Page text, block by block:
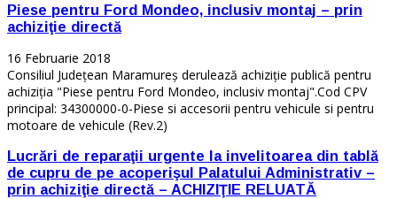
Piese pentru Ford Mondeo, inclusiv montaj – prin
achiziţie directă
16 Februarie 2018
Consiliul Județean Maramureș derulează achiziție publică pentru
achiziţia "Piese pentru Ford Mondeo, inclusiv montaj".Cod CPV
principal: 34300000-0-Piese si accesorii pentru vehicule si pentru
motoare de vehicule (Rev.2)
Lucrări de reparaţii urgente la invelitoarea din tablă
de cupru de pe acoperişul Palatului Administrativ –
prin achiziţie directă – ACHIZIŢIE RELUATĂ